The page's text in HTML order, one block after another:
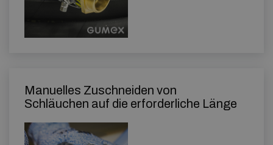
Manuelles Zuschneiden von
Schläuchen auf die erforderliche Länge